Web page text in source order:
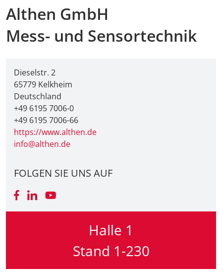
Althen GmbH
Mess- und Sensortechnik
Dieselstr. 2
65779 Kelkheim
Deutschland
+49 6195 7006-0
+49 6195 7006-66
https://www.althen.de
info@althen.de
FOLGEN SIE UNS AUF
Halle 1
Stand 1-230
Kongresse